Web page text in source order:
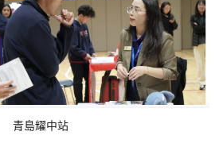
青島耀中站